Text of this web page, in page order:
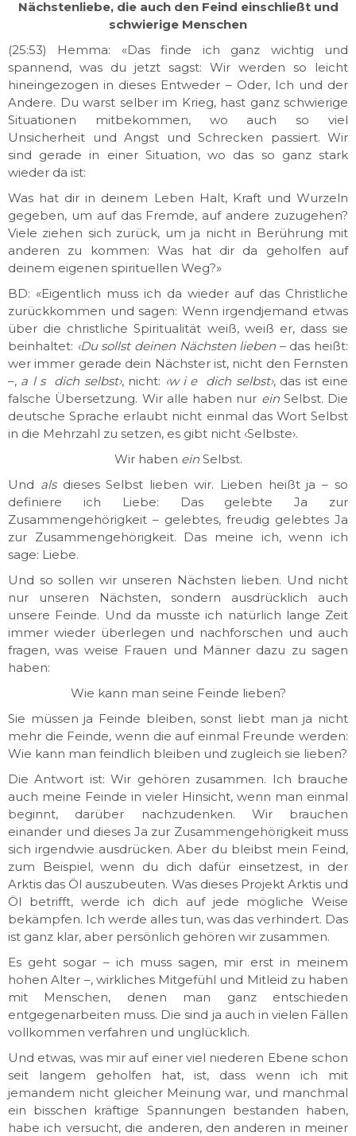
Nächstenliebe, die auch den Feind einschließt und
schwierige Menschen
(25:53) Hemma: «Das finde ich ganz wichtig und
spannend, was du jetzt sagst: Wir werden so leicht
hineingezogen in dieses Entweder – Oder, Ich und der
Andere. Du warst selber im Krieg, hast ganz schwierige
Situationen mitbekommen, wo auch so viel
Unsicherheit und Angst und Schrecken passiert. Wir
sind gerade in einer Situation, wo das so ganz stark
wieder da ist:
Was hat dir in deinem Leben Halt, Kraft und Wurzeln
gegeben, um auf das Fremde, auf andere zuzugehen?
Viele ziehen sich zurück, um ja nicht in Berührung mit
anderen zu
kommen: Was hat dir da geholfen auf
deinem eigenen spirituellen Weg?»
BD: «Eigentlich muss ich da wieder auf das Christliche
zurückkommen und sagen: Wenn irgendjemand etwas
über die christliche Spiritualität weiß, weiß er, dass sie
beinhaltet: ‹Du sollst deinen Nächsten lieben – das heißt:
wer immer gerade dein Nächster ist, nicht den Fernsten
–, a l s dich selbst›, nicht: ‹w i e dich selbst›, das ist eine
falsche Übersetzung. Wir alle haben nur einSelbst. Die
deutsche Sprache erlaubt nicht einmal das Wort Selbst
in die Mehrzahl zu setzen, es gibt nicht ‹Selbste›.
Wir haben einSelbst.
Und alsdieses Selbst lieben wir. Lieben heißt ja – so
definiere ich Liebe: Das gelebte Ja zur
Zusammengehörigkeit – gelebtes, freudig gelebtes Ja
zur Zusammengehörigkeit. Das meine ich, wenn ich
sage: Liebe.
Und so sollen wir unseren Nächsten lieben. Und nicht
nur unseren Nächsten, sondern ausdrücklich auch
unsere Feinde. Und da musste ich natürlich lange Zeit
immer wieder überlegen und nachforschen und auch
fragen, was weise Frauen und Männer dazu zu sagen
haben:
Wie kann man seine Feinde lieben?
Sie müssen ja Feinde bleiben, sonst liebt man ja nicht
mehr die Feinde, wenn die auf einmal Freunde werden:
Wie kann man feindlich bleiben und zugleich sie lieben?
Die Antwort ist: Wir gehören zusammen. Ich brauche
auch meine Feinde in vieler Hinsicht, wenn man einmal
beginnt, darüber nachzudenken. Wir brauchen
einander und dieses Ja zur Zusammengehörigkeit muss
sich irgendwie ausdrücken. Aber du bleibst mein Feind,
zum Beispiel, wenn du dich dafür einsetzest, in der
Arktis das Öl auszubeuten. Was dieses Projekt Arktis und
Öl betrifft, werde ich dich auf jede mögliche Weise
bekämpfen. Ich werde alles tun, was das verhindert. Das
ist ganz klar, aber persönlich gehören wir zusammen.
Es geht sogar – ich muss sagen, mir erst in meinem
hohen Alter –, wirkliches Mitgefühl und Mitleid zu haben
mit Menschen, denen man ganz entschieden
entgegenarbeiten muss. Die sind ja auch in vielen Fällen
vollkommen verfahren und unglücklich.
Und etwas, was mir auf einer viel niederen Ebene schon
seit langem geholfen hat, ist, dass wenn ich mit
jemandem nicht gleicher Meinung war, und manchmal
ein bisschen kräftige Spannungen bestanden haben,
habe ich versucht, die anderen, den anderen in meiner